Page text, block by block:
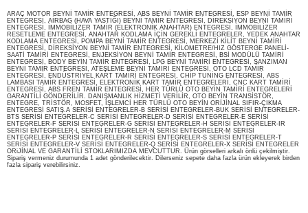
ARAÇ MOTOR BEYNİ TAMİR ENTEGRESİ, ABS BEYNİ TAMİR ENTEGRESİ, ESP BEYNİ TAMİR
ENTEGRESİ, AİRBAG (HAVA YASTIĞI) BEYNİ TAMİR ENTEGRESİ, DİREKSİYON BEYNİ TAMİRİ
ENTEGRESİ, İMMOBİLİZER TAMİR (ELEKTRONİK ANAHTAR) ENTEGRESİ, İMMOBİLİZER
RESETLEME ENTEGRESİ, ANAHTAR KODLAMA İÇİN GEREKLİ ENTEGRELER, YEDEK ANAHTAR
KODLAMA ENTEGRESİ, POMPA BEYNİ TAMİR ENTEGRESİ, MERKEZİ KİLİT BEYNİ TAMİRİ
ENTEGRESİ, DİREKSİYON BEYNİ TAMİR ENTEGRESİ, KİLOMETRE/HIZ GÖSTERGE PANELİ-
SAATİ TAMİRİ ENTEGRESİ, ENJEKSİYON BEYNİ TAMİR ENTEGRESİ, BSİ MODÜLÜ TAMİRİ
ENTEGRESİ, BODY BEYİN TAMİR ENTEGRESİ, LPG BEYNİ TAMİRİ ENTEGRESİ, ŞANZIMAN
BEYNİ TAMİR ENTEGRESİ, ATEŞLEME BEYNİ TAMİRİ ENTEGRESİ, OTO LCD TAMİR
ENTEGRESİ, ENDÜSTRİYEL KART TAMİRİ ENTEGRESİ, CHİP TUNİNG ENTEGRESİ, ABS
LAMBASI TAMİR ENTEGRESİ, ELEKTRONİK KART TAMİR ENTEGRELERİ, CNC KART TAMİRİ
ENTEGRESİ, ABS FREN TAMİR ENTEGRESİ, HER TÜRLÜ OTO BEYİN TAMİRİ ENTEGRELERİ
GARANTİLİ GÖNDERİLİR. DANIŞMANLIK HİZMETİ VERİLİR, OTO BEYİN TRANSİSTÖR,
ENTEGRE, TRİSTÖR, MOSFET, İŞLEMCİ HER TÜRLÜ OTO BEYİN ORİJİNAL SIFIR-ÇIKMA
ENTEGRESİ SATIŞ.A SERİSİ ENTEGRELER-B SERİSİ ENTEGRELER-BUK SERİSİ ENTEGRELER-
BTS SERİSİ ENTEGRELER-C SERİSİ ENTEGRELER-D SERİSİ ENTEGRELER-E SERİSİ
ENTEGRELER-F SERİSİ ENTEGRELER-G SERİSİ ENTEGRELER-H SERİSİ ENTEGRELER-IR
SERİSİ ENTEGRELER-L SERİSİ ENTEGRELER-N SERİSİ ENTEGRELER-M SERİSİ
ENTEGRELER-P SERİSİ ENTEGRELER-R SERİSİ ENTEGRELER-S SERİSİ ENTEGRELER-T
SERİSİ ENTEGRELER-V SERİSİ ENTEGRELER-Q SERİSİ ENTEGRELER-X SERİSİ ENTEGRELER
ORiJİNAL VE GARANTİLİ STOKLARIMIZDA MEVCUTTUR. Ürün görselleri arkalı önlü çekilmiştir.
Sipariş vermeniz durumunda 1 adet gönderilecektir. Dilerseniz sepete daha fazla ürün ekleyerek birden
fazla sipariş verebilirsiniz.